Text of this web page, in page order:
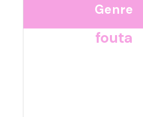
Genre
fouta